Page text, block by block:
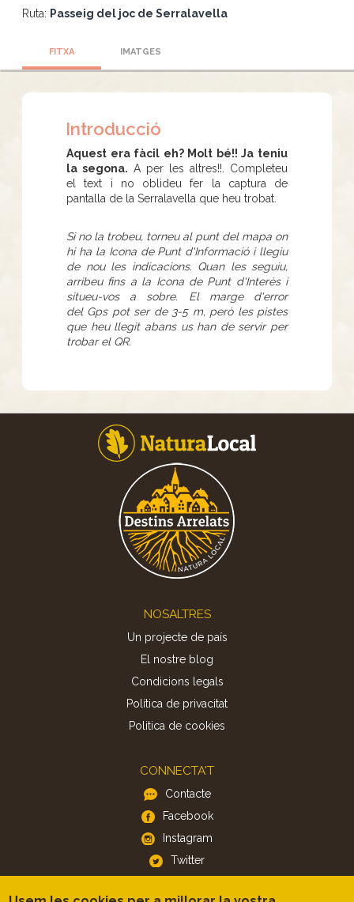
Ruta: Passeig del joc de Serralavella
FITXA IMATGES
Introducció
Aquest era fàcil eh? Molt bé!! Ja teniu
la segona. A per les altres!!. Completeu
el text i no oblideu fer la captura de
pantalla de la Serralavella que heu trobat.
Si no la trobeu, torneu al punt del mapa on
hi ha la Icona de Punt d'Informació i llegiu
de nou les indicacions. Quan les seguiu,
arribeu fins a la Icona de Punt d'Interès i
situeu-vos a sobre. El marge d'error
del Gps pot ser de 3-5 m, però les pistes
que heu llegit abans us han de servir per
trobar el QR.
NOSALTRES
Un projecte de país
El nostre blog
Condicions legals
Política de privacitat
Politica de cookies
CONNECTA'T
Contacte
Facebook
Instagram
Twitter